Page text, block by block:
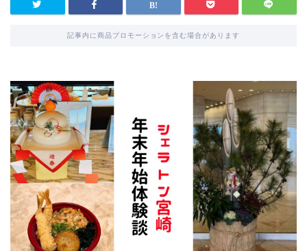
記事内に商品プロモーションを含む場合があります